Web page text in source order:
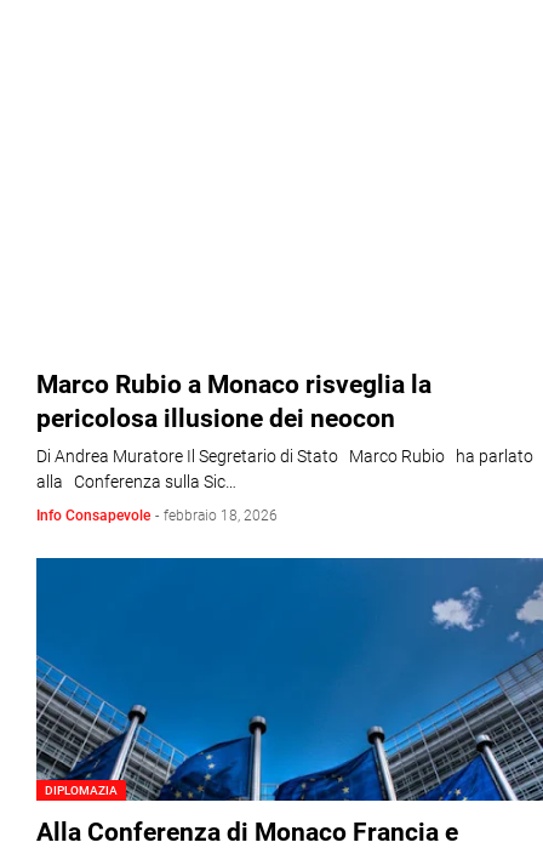
Marco Rubio a Monaco risveglia la
pericolosa illusione dei neocon
Di Andrea Muratore Il Segretario di Stato Marco Rubio ha parlato
alla Conferenza sulla Sic…
Info Consapevole - febbraio 18, 2026
DIPLOMAZIA
Alla Conferenza di Monaco Francia e